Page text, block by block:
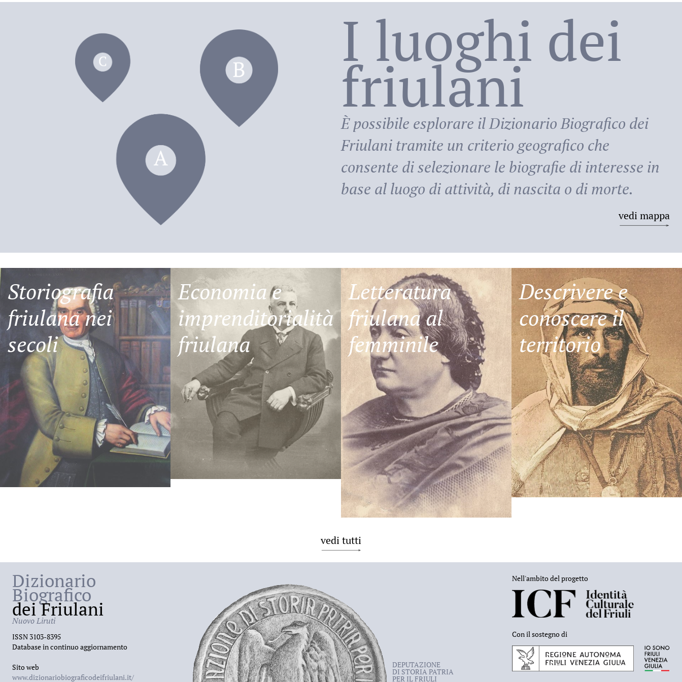
dei Friulani
I luoghi dei
friulani
È possibile esplorare ilDizionario Biografico dei
Friulani tramite un criterio geografico che
consente di selezionare le biografie di interesse in
base al luogo di attività, di nascita o di morte.
vedi mappa
Storiografia
friulana nei
secoli
Economia e
imprenditorialità
friulana
Letteratura
friulana al
femminile
Descrivere e
conoscere il
territorio
vedi tutti
Dizionario
Biografico
dei Friulani
Nuovo Liruti
ISSN 3103-8395
Database in continuo aggiornamento
Sito web
www.dizionariobiograficodeifriulani.it/
DEPUTAZIONE
DI STORIA PATRIA
PER IL FRIULI
Nell'ambito del progetto
Con il sostegno di